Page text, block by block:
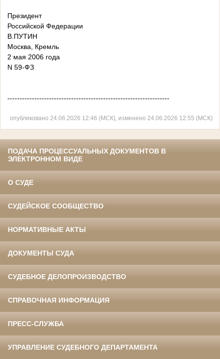
Президент
Российской Федерации
В.ПУТИН
Москва, Кремль
2 мая 2006 года
N 59-ФЗ
------------------------------------------------------------------
опубликовано 24.06.2026 12:46 (МСК), изменено 24.06.2026 12:55 (МСК)
ПОДАЧА ПРОЦЕССУАЛЬНЫХ ДОКУМЕНТОВ В
ЭЛЕКТРОННОМ ВИДЕ
О СУДЕ
СУДЕЙСКОЕ СООБЩЕСТВО
НОРМАТИВНЫЕ АКТЫ
ДОКУМЕНТЫ СУДА
СУДЕБНОЕ ДЕЛОПРОИЗВОДСТВО
СПРАВОЧНАЯ ИНФОРМАЦИЯ
ПРЕСС-СЛУЖБА
УПРАВЛЕНИЕ СУДЕБНОГО ДЕПАРТАМЕНТА